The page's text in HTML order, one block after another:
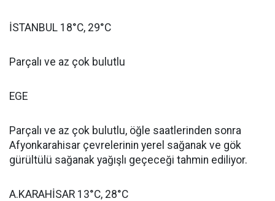
İSTANBUL 18°C, 29°C
Parçalı ve az çok bulutlu
EGE
Parçalı ve az çok bulutlu, öğle saatlerinden sonra
Afyonkarahisar çevrelerinin yerel sağanak ve gök
gürültülü sağanak yağışlı geçeceği tahmin ediliyor.
A.KARAHİSAR 13°C, 28°C